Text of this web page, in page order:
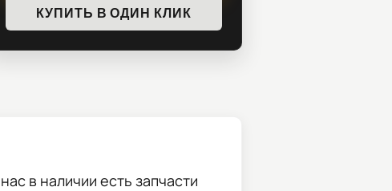
КУПИТЬ В ОДИН КЛИК
в наличии есть запчасти